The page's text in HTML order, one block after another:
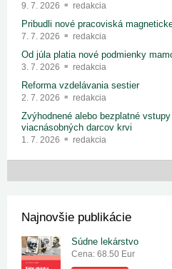
9. 7. 2026 redakcia
Pribudli nové pracoviská
7. 7. 2026 redakcia
Od júla platia nové podmienky
3. 7. 2026 redakcia
Reforma vzdelávania sestier
2. 7. 2026 redakcia
Zvýhodnené alebo bezplatné
viacnásobných darcov krvi
1. 7. 2026 redakcia
Najnovšie publikácie
Súdne lekárstvo
Cena: 68.50 Eur